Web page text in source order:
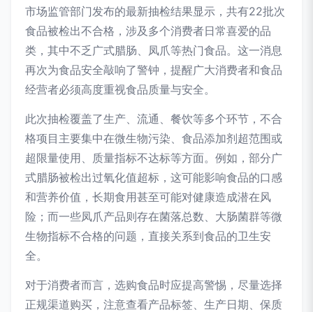
市场监管部门发布的最新抽检结果显示，共有22批次
食品被检出不合格，涉及多个消费者日常喜爱的品
类，其中不乏广式腊肠、凤爪等热门食品。这一消息
再次为食品安全敲响了警钟，提醒广大消费者和食品
经营者必须高度重视食品质量与安全。
此次抽检覆盖了生产、流通、餐饮等多个环节，不合
格项目主要集中在微生物污染、食品添加剂超范围或
超限量使用、质量指标不达标等方面。例如，部分广
式腊肠被检出过氧化值超标，这可能影响食品的口感
和营养价值，长期食用甚至可能对健康造成潜在风
险；而一些凤爪产品则存在菌落总数、大肠菌群等微
生物指标不合格的问题，直接关系到食品的卫生安
全。
对于消费者而言，选购食品时应提高警惕，尽量选择
正规渠道购买，注意查看产品标签、生产日期、保质